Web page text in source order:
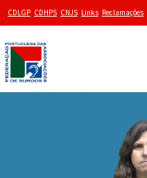
CDLGP CDHPS CNJS Links Reclamações